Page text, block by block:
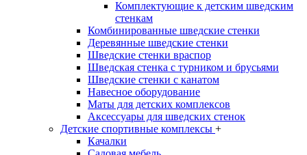
Комплектующие к детским шведским
стенкам
Комбинированные шведские стенки
Деревянные шведские стенки
Шведские стенки враспор
Шведская стенка с турником и брусьями
Шведские стенки с канатом
Навесное оборудование
Маты для детских комплексов
Аксессуары для шведских стенок
Детские спортивные комплексы +
Качалки